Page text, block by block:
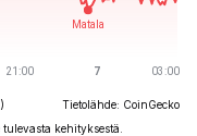
Tietolähde: CoinGecko
kehityksestä.